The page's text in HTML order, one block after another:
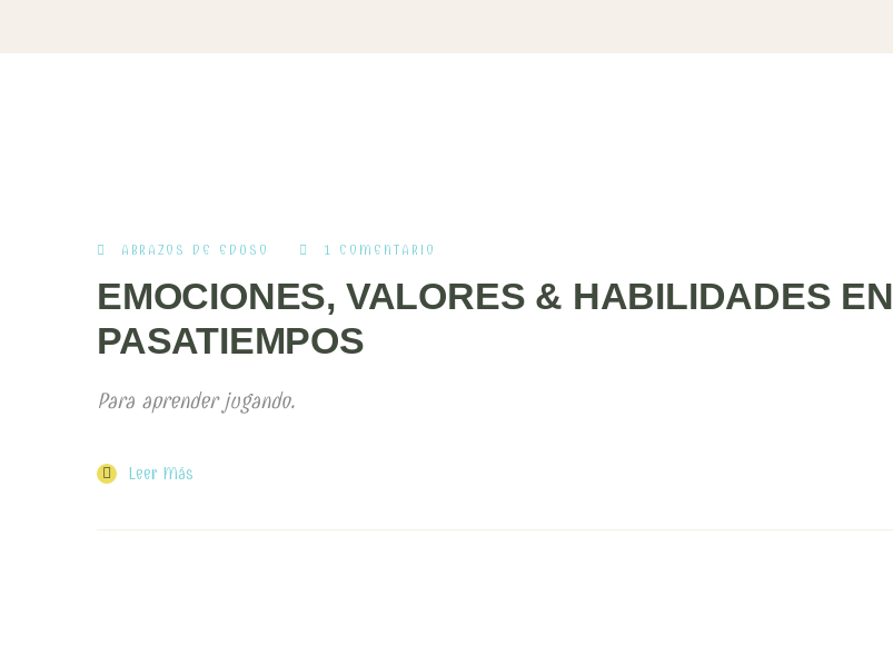
ABRAZOS DE EDUSO 1 COMENTARIO
EMOCIONES, VALORES & HABILIDADES EN
PASATIEMPOS
Para aprender jugando.
Leer Más